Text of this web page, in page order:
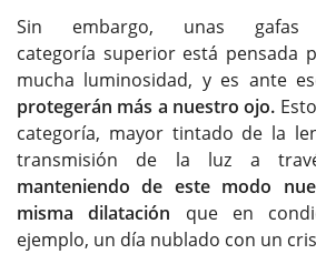
Sin embargo, unas
categoría superior está pensada
mucha luminosidad, y es ante
protegerán más a nuestro ojo.
categoría, mayor tintado de la
transmisión de la luz a
manteniendo de este modo
misma dilatación que en
ejemplo, un día nublado con un